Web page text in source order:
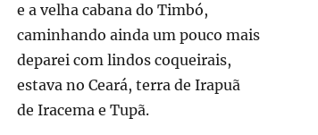
e a velha cabana do Timbó,
caminhando ainda um pouco mais
deparei com lindos coqueirais,
estava no Ceará, terra de Irapuã
de Iracema e Tupã.